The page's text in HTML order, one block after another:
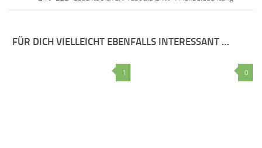
FÜR DICH VIELLEICHT EBENFALLS INTERESSANT …
1 0